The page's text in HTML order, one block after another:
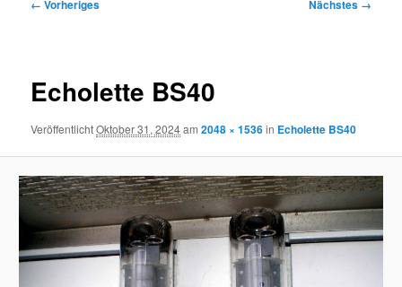
← Vorheriges Nächstes →
Echolette BS40
VeröffentlichtOktober 31, 2024am2048 × 1536in Echolette BS40